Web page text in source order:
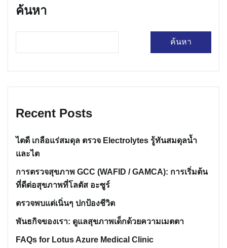
ค้นหา
ค้นหา
Recent Posts
ไตดี เกลือแร่สมดุล ตรวจ Electrolytes รู้ทันสมดุลน้ำ
และไต
การตรวจสุขภาพ GCC (WAFID / GAMCA): การเริ่มต้น
ที่ดีต่อสุขภาพที่โลตัส อะซูร์
ตรวจพบแต่เนิ่นๆ ปกป้องชีวิต
พันธกิจของเรา: ดูแลสุขภาพเด็กด้วยความเมตตา
FAQs for Lotus Azure Medical Clinic